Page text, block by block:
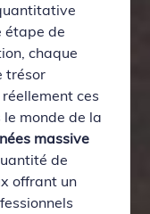
étape de
chaque
trésor
ces
monde de la
massive
de
offrant un